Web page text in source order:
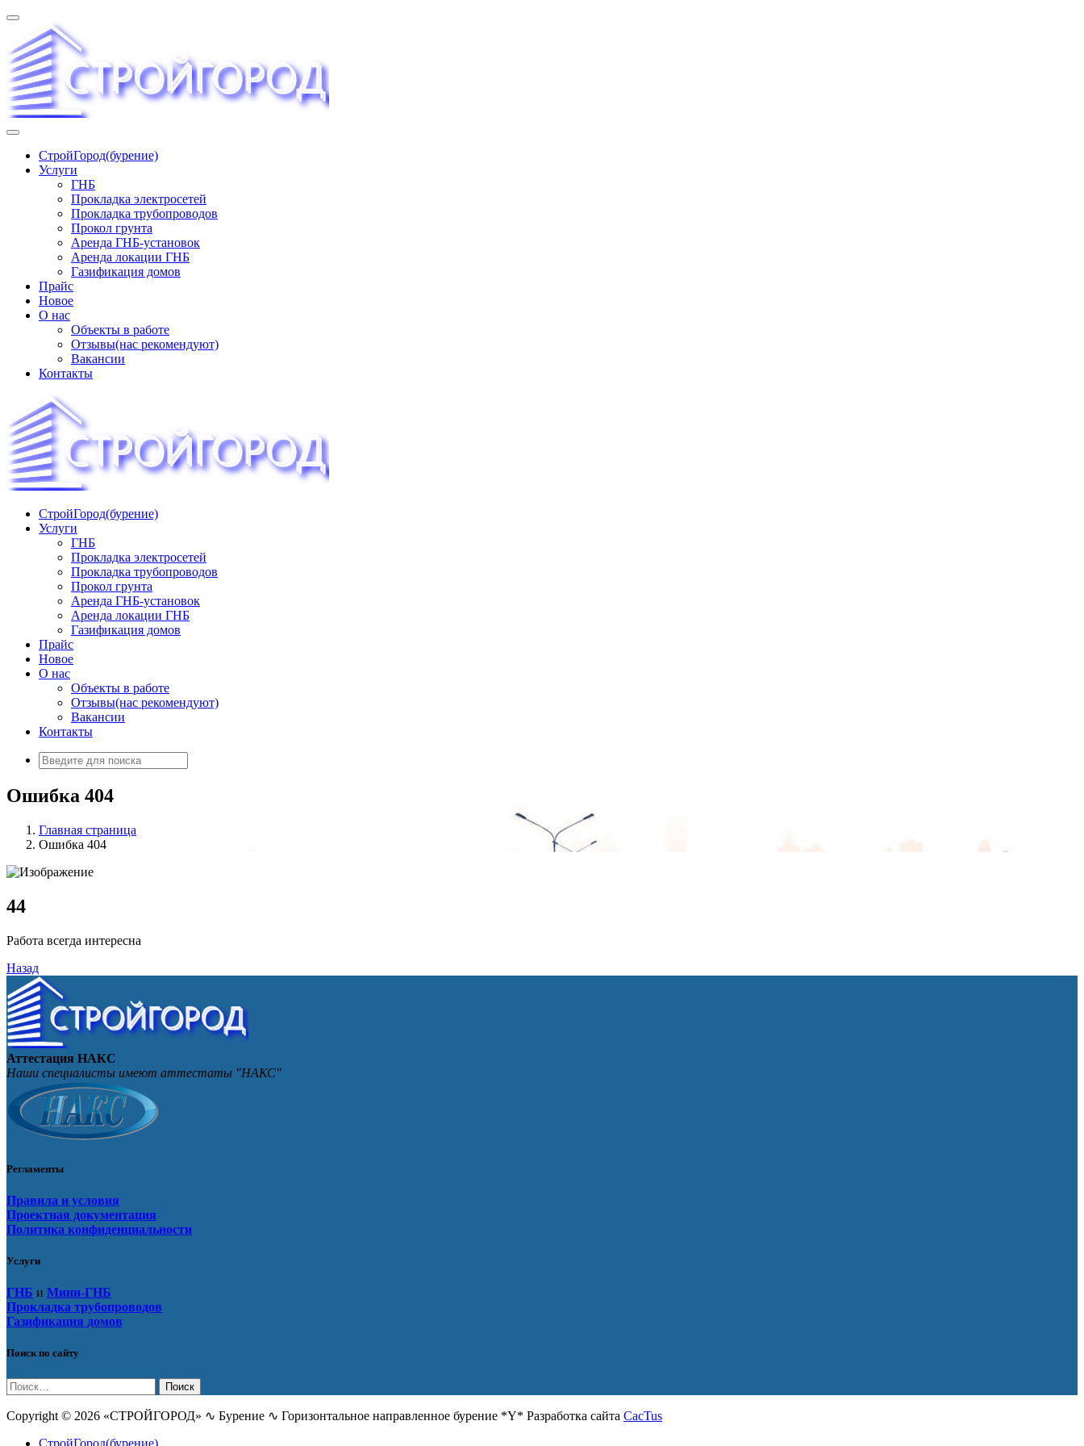
Перейти
содержимому
СтройГород(бурение)
Услуги
ГНБ
Прокладка электросетей
Прокладка трубопроводов
Прокол грунта
Аренда ГНБ-установок
Аренда локации ГНБ
Газификация домов
Прайс
Новое
О нас
Объекты в работе
Отзывы(нас рекомендуют)
Вакансии
Контакты
«СТРОЙГОРОД» ∿ Бурение ∿ ГНБ ∿ Прокладка трудопроводов ∿ Газификация жилого сектора ✆ +74951573444
СтройГород(бурение)
Услуги
ГНБ
Прокладка электросетей
Прокладка трубопроводов
Прокол грунта
Аренда ГНБ-установок
Аренда локации ГНБ
Газификация домов
Прайс
Новое
О нас
Объекты в работе
Отзывы(нас рекомендуют)
Вакансии
Контакты
Искать:
Ошибка 404
Главная страница
Ошибка 404
44
Работа всегда интересна
Назад
Аттестация НАКС
Наши специалисты имеют аттестаты "НАКС"
Регламенты
Правила и условия
Проектная документация
Политика конфиденциальности
Услуги
ГНБ и Мини-ГНБ
Прокладка трубопроводов
Газификация домов
Поиск по сайту
Найти:
Copyright © 2026 «СТРОЙГОРОД» ∿ Бурение ∿ Горизонтальное направленное бурение *Y* Разработка сайта CacTus
СтройГород(бурение)